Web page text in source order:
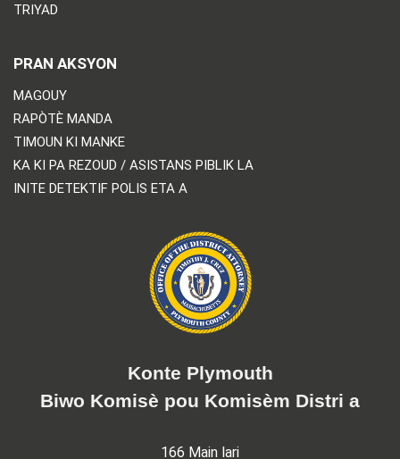
TRIYAD
PRAN AKSYON
MAGOUY
RAPÒTÈ MANDA
TIMOUN KI MANKE
KA KI PA REZOUD / ASISTANS PIBLIK LA
INITE DETEKTIF POLIS ETA A
Konte Plymouth
Biwo Komisè pou Komisèm Distri a
166 Main lari